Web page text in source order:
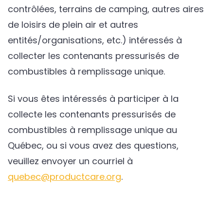
contrôlées, terrains de camping, autres aires
de loisirs de plein air et autres
entités/organisations, etc.) intéressés à
collecter les contenants pressurisés de
combustibles à remplissage unique.
Si vous êtes intéressés à participer à la
collecte les contenants pressurisés de
combustibles à remplissage unique au
Québec, ou si vous avez des questions,
veuillez envoyer un courriel à
quebec@productcare.org.